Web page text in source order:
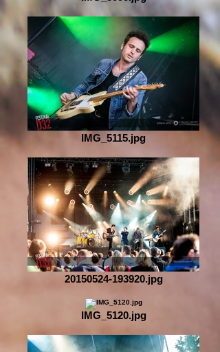
IMG_5115.jpg
20150524-193920.jpg
IMG_5120.jpg